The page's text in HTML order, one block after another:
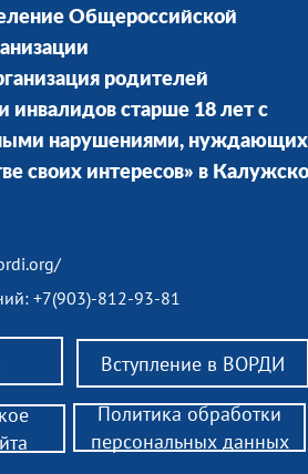
Общероссийской
родителей
инвалидов старше 18 лет с
нарушениями,
своих интересов» в
+7(903)-812-93-81
Вступление в ВОРДИ
Политика обработки
персональных данных